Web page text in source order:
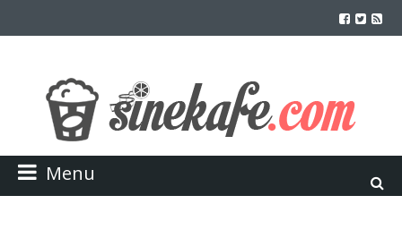
Menu